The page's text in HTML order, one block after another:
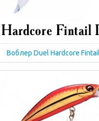
Воблер Duel Hardcore